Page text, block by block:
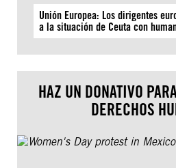
Unión Europea: Los dirigentes
a la situación de Ceuta con
HAZ UN DONATIVO
DERECHOS